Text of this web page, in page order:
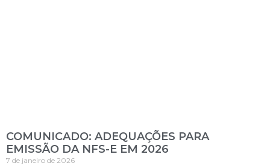
COMUNICADO: ADEQUAÇÕES PARA
EMISSÃO DA NFS-E EM 2026
7 de janeiro de 2026